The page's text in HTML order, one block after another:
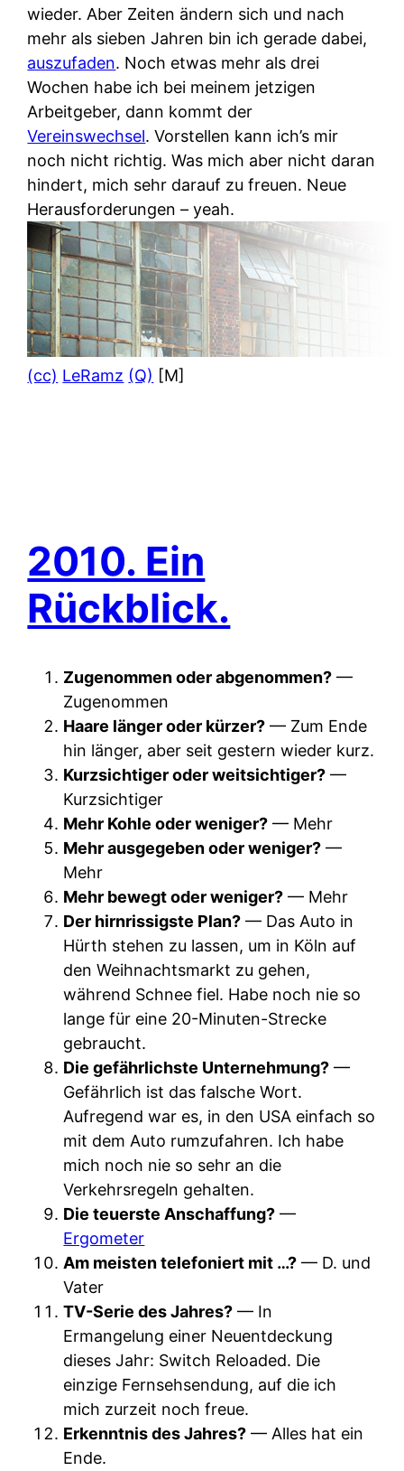
wieder. Aber Zeiten ändern sich und nach
mehr als sieben Jahren bin ich gerade dabei,
auszufaden. Noch etwas mehr als drei
Wochen habe ich bei meinem jetzigen
Arbeitgeber, dann kommt der
Vereinswechsel. Vorstellen kann ich’s mir
noch nicht richtig. Was mich aber nicht daran
hindert, mich sehr darauf zu freuen. Neue
Herausforderungen – yeah.
(cc) LeRamz (Q) [M]
2010. Ein
Rückblick.
Zugenommen oder abgenommen? —
Zugenommen
Haare länger oder kürzer? — Zum Ende
hin länger, aber seit gestern wieder kurz.
Kurzsichtiger oder weitsichtiger? —
Kurzsichtiger
Mehr Kohle oder weniger? — Mehr
Mehr ausgegeben oder weniger? —
Mehr
Mehr bewegt oder weniger? — Mehr
Der hirnrissigste Plan? — Das Auto in
Hürth stehen zu lassen, um in Köln auf
den Weihnachtsmarkt zu gehen,
während Schnee fiel. Habe noch nie so
lange für eine 20-Minuten-Strecke
gebraucht.
Die gefährlichste Unternehmung? —
Gefährlich ist das falsche Wort.
Aufregend war es, in den USA einfach so
mit dem Auto rumzufahren. Ich habe
mich noch nie so sehr an die
Verkehrsregeln gehalten.
Die teuerste Anschaffung? —
Ergometer
Am meisten telefoniert mit …? — D. und
Vater
TV-Serie des Jahres? — In
Ermangelung einer Neuentdeckung
dieses Jahr: Switch Reloaded. Die
einzige Fernsehsendung, auf die ich
mich zurzeit noch freue.
Erkenntnis des Jahres? — Alles hat ein
Ende.